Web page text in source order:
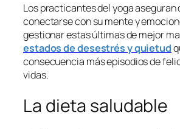
Los practicantes del yoga aseguran
conectarse con su mente y
gestionar estas últimas de mejor
estados de desestrés y quietud
consecuencia más episodios de
vidas.
La dieta saludable